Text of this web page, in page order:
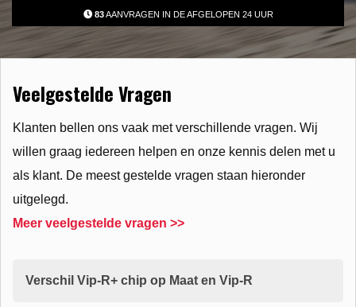
83AANVRAGEN IN DE AFGELOPEN 24 UUR
Veelgestelde Vragen
Klanten bellen ons vaak met verschillende vragen. Wij
willen graag iedereen helpen en onze kennis delen met u
als klant. De meest gestelde vragen staan hieronder
uitgelegd.
Meer veelgestelde vragen >>
Verschil Vip-R+ chip op Maat en Vip-R